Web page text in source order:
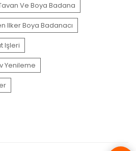
Ve Boya Badana
Ilker Boya Badanacı
Işleri
Yenileme